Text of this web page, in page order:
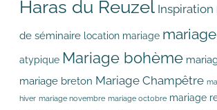
Haras du Reuzel
de séminaire location mariage mariage
atypique Mariage bohème
mariage breton Mariage Champêtre
hiver mariage novembre mariage octobre mariage